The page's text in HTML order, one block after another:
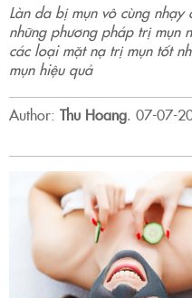
Làn da bị mụn vô cùng nhạy
những phương pháp trị mụn
các loại mặt nạ trị mụn tốt
mụn hiệu quả
Author: Thu Hoang. 07-07-